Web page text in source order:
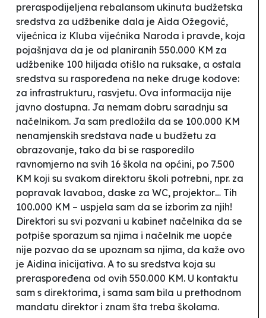
preraspodijeljena rebalansom ukinuta budžetska
sredstva za udžbenike dala je Aida Ožegović,
vijećnica iz Kluba vijećnika Naroda i pravde, koja
pojašnjava da je od planiranih 550.000 KM za
udžbenike 100 hiljada otišlo na ruksake, a ostala
sredstva su raspoređena na neke druge kodove:
za infrastrukturu, rasvjetu. Ova informacija nije
javno dostupna. Ja nemam dobru saradnju sa
načelnikom. Ja sam predložila da se 100.000 KM
nenamjenskih sredstava nađe u budžetu za
obrazovanje, tako da bi se rasporedilo
ravnomjerno na svih 16 škola na općini, po 7.500
KM koji su svakom direktoru školi potrebni, npr. za
popravak lavaboa, daske za WC, projektor… Tih
100.000 KM – uspjela sam da se izborim za njih!
Direktori su svi pozvani u kabinet načelnika da se
potpiše sporazum sa njima i načelnik me uopće
nije pozvao da se upoznam sa njima, da kaže ovo
je Aidina inicijativa. A to su sredstva koja su
preraspoređena od ovih 550.000 KM. U kontaktu
sam s direktorima, i sama sam bila u prethodnom
mandatu direktor i znam šta treba školama.